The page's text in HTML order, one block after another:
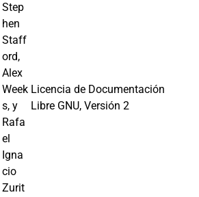
Step
hen
Staff
ord,
Alex
Week
s, y
Rafa
el
Igna
cio
Zurit
Licencia de Documentación
Libre GNU, Versión 2